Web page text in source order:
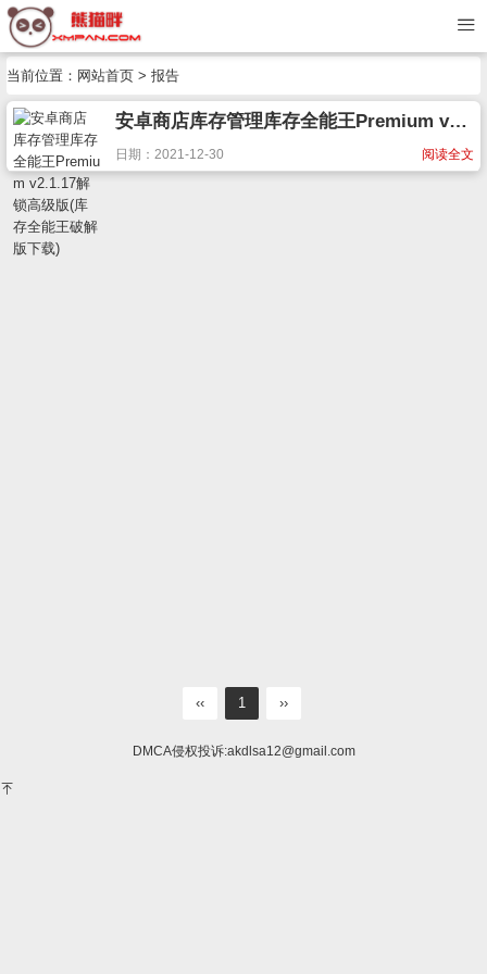
当前位置： 网站首页 > 报告
安卓商店库存管理库存全能王Premium v2.1.17解锁高级版(库存全能王破解版下载)
阅读全文
日期：2021-12-30
‹‹ 1 ››
DMCA侵权投诉:akdlsa12@gmail.com